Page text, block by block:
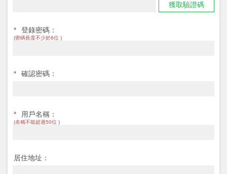
獲取驗證碼
* 登錄密碼：
(密碼長度不少於6位 )
* 確認密碼：
* 用戶名稱：
(名稱不能超過50位 )
居住地址：